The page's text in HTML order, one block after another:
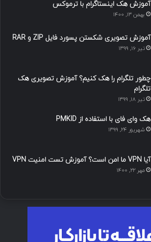
آموزش هک اینستاگرام با ترموکس
بهمن ۱۳, ۱۴۰۰
آموزش تصویری شکستن پسورد فایل ZIP و RAR
تیر ۱۶, ۱۳۹۹
چطور تلگرام را هک کنیم؟ آموزش تصویری هک
تلگرام
تیر ۱۸, ۱۳۹۹
هک وای فای با استفاده از PMKID
شهریور ۲۴, ۱۳۹۹
آیا VPN ما امن است؟ آموزش تست امنیت VPN
مهر ۲۲, ۱۴۰۰